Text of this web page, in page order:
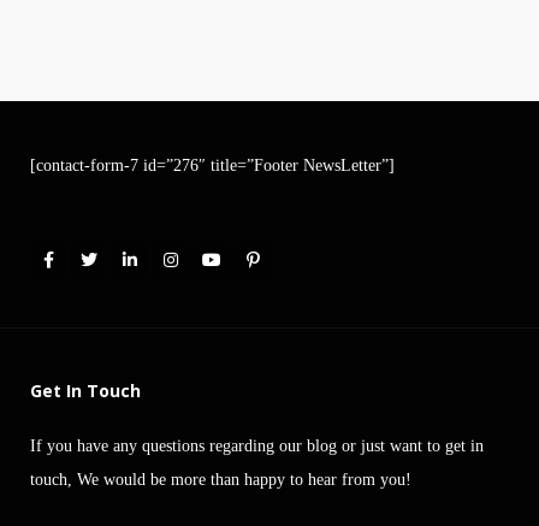
[contact-form-7 id=”276″ title=”Footer NewsLetter”]
Get In Touch
If you have any questions regarding our blog or just want to get in
touch, We would be more than happy to hear from you!